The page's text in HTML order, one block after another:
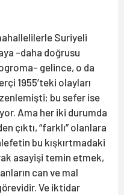
Suriyeli
-daha doğrusu
gelince, o da
1955’teki olayları
bu sefer ise
Ama her iki durumda
çıktı, “farklı” olanlara
bu kışkırtmadaki
asayişi temin etmek,
can ve mal
Ve iktidar